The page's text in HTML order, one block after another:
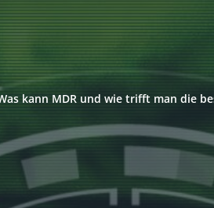
kann MDR und wie trifft man die